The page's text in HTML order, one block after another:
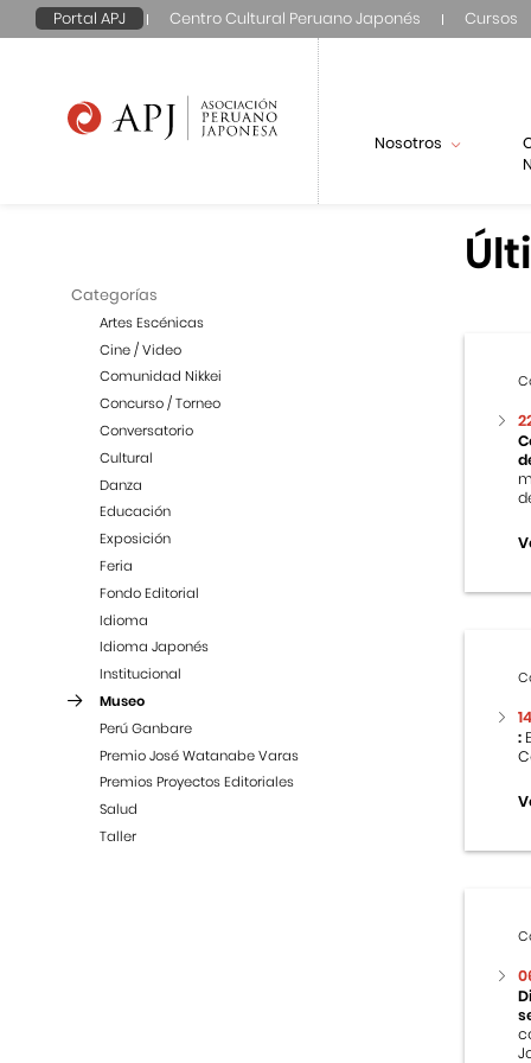
Portal APJ Centro Cultural Peruano Japonés Cursos
Nosotros
Categorías
Artes Escénicas
Cine / Video
Comunidad Nikkei
Concurso / Torneo
Conversatorio
Cultural
Danza
Educación
Exposición
Feria
Fondo Editorial
Idioma
Idioma Japonés
Institucional
Museo
Perú Ganbare
Premio José Watanabe Varas
Premios Proyectos Editoriales
Salud
Taller
: